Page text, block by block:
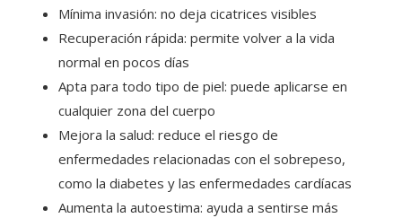
Mínima invasión: no deja cicatrices visibles
Recuperación rápida: permite volver a la vida
normal en pocos días
Apta para todo tipo de piel: puede aplicarse en
cualquier zona del cuerpo
Mejora la salud: reduce el riesgo de
enfermedades relacionadas con el sobrepeso,
como la diabetes y las enfermedades cardíacas
Aumenta la autoestima: ayuda a sentirse más